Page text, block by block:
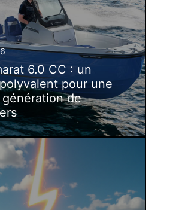
6.0 CC : un
pour une
de